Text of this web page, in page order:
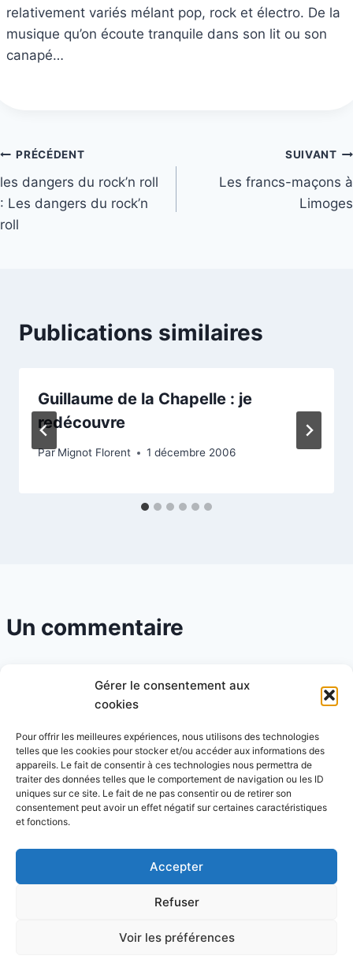
Gérer le consentement aux
cookies
Pour offrir les meilleures expériences, nous utilisons des technologies
telles que les cookies pour stocker et/ou accéder aux informations des
appareils. Le fait de consentir à ces technologies nous permettra de
traiter des données telles que le comportement de navigation ou les ID
uniques sur ce site. Le fait de ne pas consentir ou de retirer son
consentement peut avoir un effet négatif sur certaines caractéristiques
et fonctions.
Accepter
Refuser
Voir les préférences
relativement variés mélant pop, rock et électro. De la
musique qu’on écoute tranquile dans son lit ou son
canapé…
Navigation
de
l’article
PRÉCÉDENT
les dangers du rock’n roll
: Les dangers du rock’n
roll
SUIVANT
Les francs-maçons à
Limoges
Publications similaires
Guillaume de la Chapelle : je
redécouvre
Par Mignot Florent 1 décembre 2006
Un commentaire
24 juin 2006 à 16 h 44 min
Très sympa, dans le genre electo, j’aime beaucoup
"le peuple de l’herbe"
Kadence WP